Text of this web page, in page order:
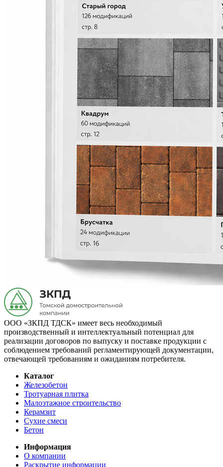
ООО «ЗКПД ТДСК» имеет весь необходимый
производственный и интеллектуальный потенциал для
реализации договоров по выпуску и поставке продукции с
соблюдением требований регламентирующей документации,
отвечающей требованиям и ожиданиям потребителя.
Каталог
Железобетон
Тротуарная плитка
Малоэтажное строительство
Керамзит
Сухие смеси
Бетон
Информация
О компании
Раскрытие информации